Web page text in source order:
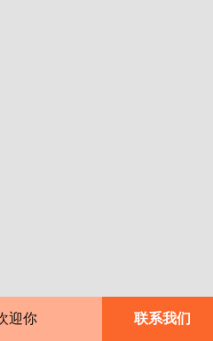
迎你